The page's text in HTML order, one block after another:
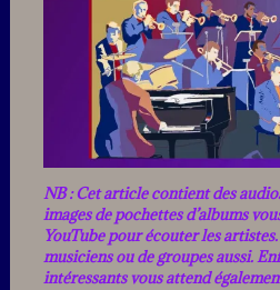
NB : Cet article contient des
images de pochettes d’albums
YouTube pour écouter les artistes.
musiciens ou de groupesaussi.
intéressants vous attend